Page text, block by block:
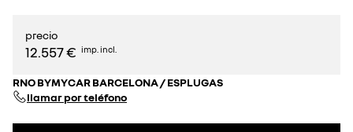
precio
12.557 € imp. incl.
RNO BYMYCAR BARCELONA / ESPLUGAS
llamar por teléfono